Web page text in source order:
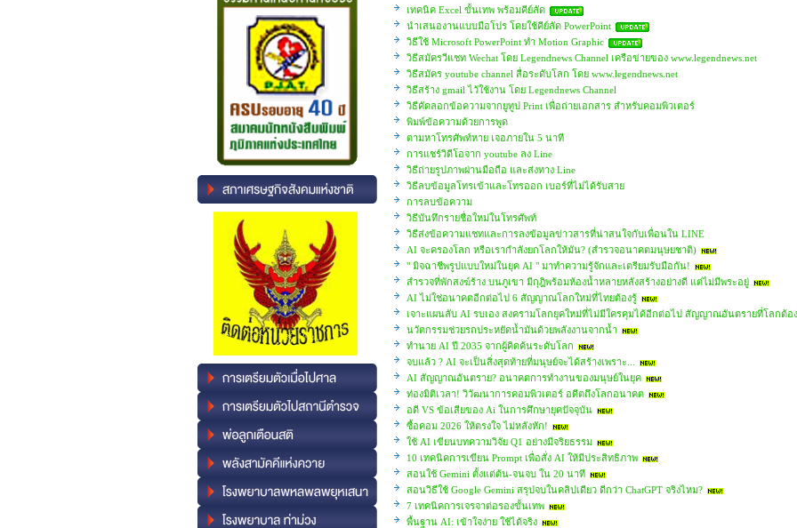
เทคนิค Excel ขั้นเทพ พร้อมคีย์ลัด
นำเสนองานแบบมือโปร โดยใช้คีย์ลัด PowerPoint
วิธีใช้ Microsoft PowerPoint ทำ Motion Graphic
วิธีสมัครวีแชท Wechat โดย Legendnews Channel เครือข่ายของ www.legendnews.net
วิธีสมัคร youtube channel สื่อระดับโลก โดย www.legendnews.net
วิธีสร้าง gmail ไว้ใช้งาน โดย Legendnews Channel
วิธีคัดลอกข้อความจากยูทูป Print เพื่อถ่ายเอกสาร สำหรับคอมพิวเตอร์
พิมพ์ข้อความด้วยการพูด
ตามหาโทรศัพท์หาย เจอภายใน 5 นาที
การแชร์วิดีโอจาก youtube ลง Line
วิธีถ่ายรูปภาพผ่านมือถือ และส่งทาง Line
วิธีลบข้อมูลโทรเข้าและโทรออก เบอร์ที่ไม่ได้รับสาย
การลบข้อความ
วิธีบันทึกรายชื่อใหม่ในโทรศัพท์
วิธีส่งข้อความแชทและการลงข้อมูลข่าวสารที่น่าสนใจกับเพื่อนใน LINE
AI จะครองโลก หรือเรากำลังยกโลกให้มัน? (สำรวจอนาคตมนุษยชาติ)
" มิจฉาชีพรูปแบบใหม่ในยุค AI " มาทำความรู้จักและเตรียมรับมือกัน!
สำรวจที่พักสงฆ์ร้าง บนภูเขา มีกุฎิพร้อมห้องน้ำหลายหลังสร้างอย่างดี แต่ไม่มีพระอยู่
AI ไม่ใช่อนาคตอีกต่อไป 6 สัญญาณโลกใหม่ที่ไทยต้องรู้
เจาะแผนลับ AI รบเอง สงครามโลกยุคใหม่ที่ไม่มีใครคุมได้อีกต่อไป สัญญาณอันตรายที่โลกต้อ
นวัตกรรมช่วยรถประหยัดน้ำมันด้วยพลังงานจากน้ำ
ทำนาย AI ปี 2035 จากผู้คิดค้นระดับโลก
จบแล้ว ? AI จะเป็นสิ่งสุดท้ายที่มนุษย์จะได้สร้างเพราะ...
AI สัญญาณอันตราย? อนาคตการทำงานของมนุษย์ในยุค
ท่องมิติเวลา! วิวัฒนาการคอมพิวเตอร์ อดีตถึงโลกอนาคต
อดี VS ข้อเสียของ Ai ในการศึกษายุคปัจจุบัน
ซื้อคอม 2026 ให้ตรงใจ ไม่หลังหัก!
ใช้ AI เขียนบทความวิจัย Q1 อย่างมีจริยธรรม
10 เทคนิคการเขียน Prompt เพื่อสั่ง AI ให้มีประสิทธิภาพ
สอนใช้ Gemini ตั้งแต่ต้น-จนจบ ใน 20 นาที
สอนวิธีใช้ Google Gemini สรุปจบในคลิปเดียว ดีกว่า ChatGPT จริงไหม?
7 เทคนิคการเจรจาต่อรองขั้นเทพ
พื้นฐาน AI: เข้าใจง่าย ใช้ได้จริง